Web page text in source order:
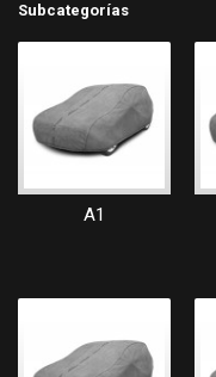
Subcategorías
A1